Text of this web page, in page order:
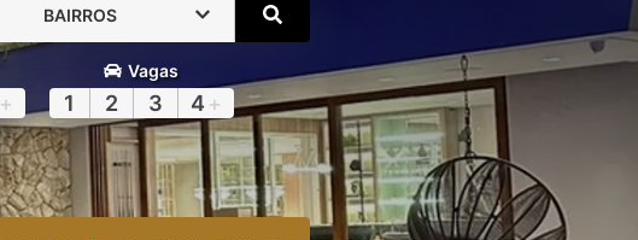
BAIRROS
+
Vagas
1 2 3 4 +